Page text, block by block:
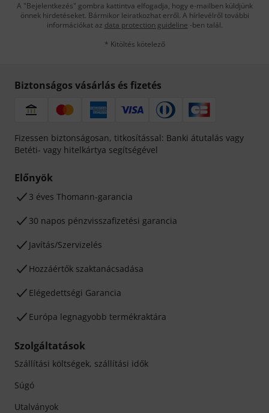
A "Bejelentkezés" gombra kattintva elfogadja, hogy e-mailben küldjünk
önnek hirdetéseket. Bármikor leiratkozhat erről. A hírlevélről további
információkat az data protection guideline -ben talál.
* Kitöltés kötelező
Biztonságos vásárlás és fizetés
Fizessen biztonságosan, titkosítással: Banki átutalás vagy
Betéti- vagy hitelkártya segítségével
Előnyök
3 éves Thomann-garancia
30 napos pénzvisszafizetési garancia
Javítás/Szervizelés
Hozzáértők szaktanácsadása
Elégedettségi Garancia
Európa legnagyobb termékraktára
Szolgáltatások
Szállítási költségek, szállítási idők
Súgó
Utalványok